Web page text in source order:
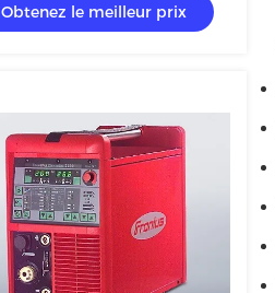
Obtenez le meilleur prix